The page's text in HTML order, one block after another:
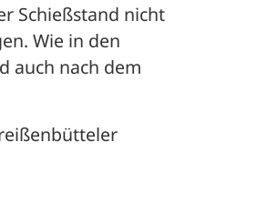
Schießstand nicht
Wie in den
auch nach dem